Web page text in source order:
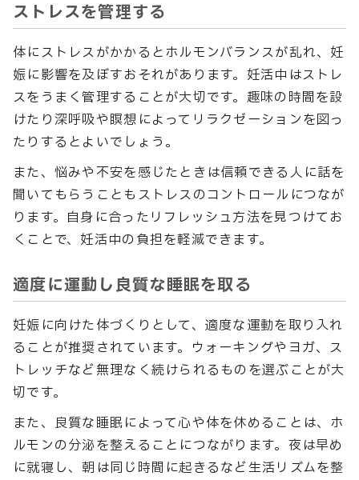
ストレスを管理する
体にストレスがかかるとホルモンバランスが乱れ、妊
娠に影響を及ぼすおそれがあります。妊活中はストレ
スをうまく管理することが大切です。趣味の時間を設
けたり深呼吸や瞑想によってリラクゼーションを図っ
たりするとよいでしょう。
また、悩みや不安を感じたときは信頼できる人に話を
聞いてもらうこともストレスのコントロールにつなが
ります。自身に合ったリフレッシュ方法を見つけてお
くことで、妊活中の負担を軽減できます。
適度に運動し良質な睡眠を取る
妊娠に向けた体づくりとして、適度な運動を取り入れ
ることが推奨されています。ウォーキングやヨガ、ス
トレッチなど無理なく続けられるものを選ぶことが大
切です。
また、良質な睡眠によって心や体を休めることは、ホ
ルモンの分泌を整えることにつながります。夜は早め
に就寝し、朝は同じ時間に起きるなど生活リズムを整